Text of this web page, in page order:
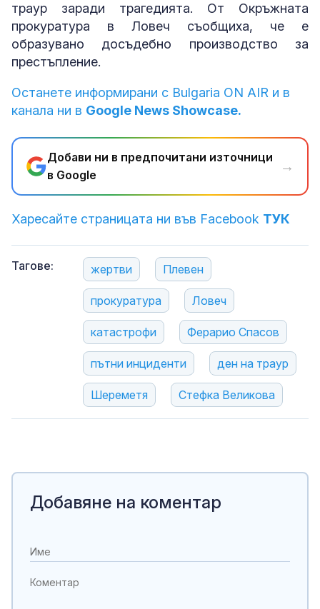
траур заради трагедията. От Окръжната
прокуратура в Ловеч съобщиха, че е
образувано досъдебно производство за
престъпление.
Останете информирани с Bulgaria ON AIR и в
канала ни в Google News Showcase.
Добави ни в предпочитани източници
в Google
→
Харесайте страницата ни във Facebook ТУК
Тагове: жертви Плевен
прокуратура Ловеч
катастрофи Ферарио Спасов
пътни инциденти ден на траур
Шереметя Стефка Великова
Добавяне на коментар